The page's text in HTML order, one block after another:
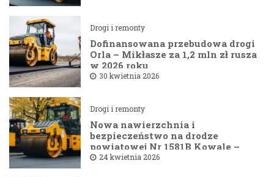
Drogi i remonty
Dofinansowana przebudowa drogi
Orla – Mikłasze za 1,2 mln zł rusza
w 2026 roku
30 kwietnia 2026
Drogi i remonty
Nowa nawierzchnia i
bezpieczeństwo na drodze
powiatowej Nr 1581B Kowale –
Filipy
24 kwietnia 2026